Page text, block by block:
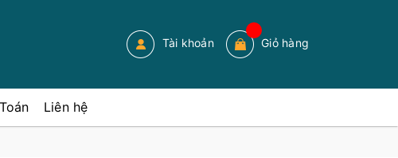
Tài khoản Giỏ hàng
Liên hệ